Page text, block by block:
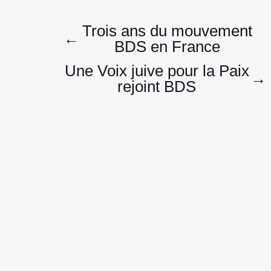
Navigation
de
← Trois ans du mouvement
BDS en France
Une Voix juive pour la Paix
rejoint BDS
→